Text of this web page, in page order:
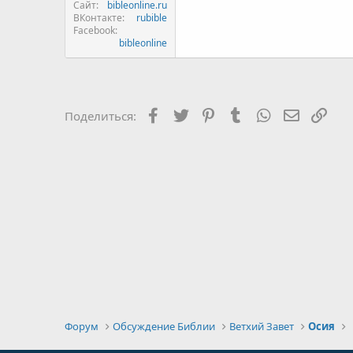
Сайт
bibleonline.ru
ВКонтакте
rubible
Facebook
bibleonline
Поделиться: Facebook
Twitter PinterestTumblrWhatsApp
Форум Обсуждение Библии Ветхий Завет Осия